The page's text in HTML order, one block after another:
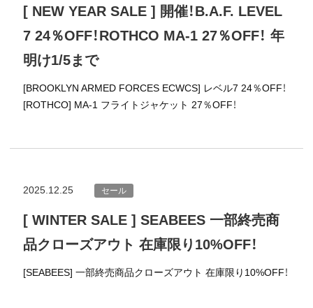
[ NEW YEAR SALE ] 開催！B.A.F. LEVEL
7 24％OFF！ROTHCO MA-1 27％OFF！ 年
明け1/5まで
[BROOKLYN ARMED FORCES ECWCS] レベル7 24％OFF！
[ROTHCO] MA-1 フライトジャケット 27％OFF！
2025.12.25 セール
[ WINTER SALE ] SEABEES 一部終売商
品クローズアウト 在庫限り10%OFF！
[SEABEES] 一部終売商品クローズアウト 在庫限り10%OFF！